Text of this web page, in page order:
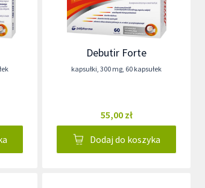
Debutir Forte
kapsułki, 300 mg, 60 kapsułek
55,00 zł
Dodaj do koszyka